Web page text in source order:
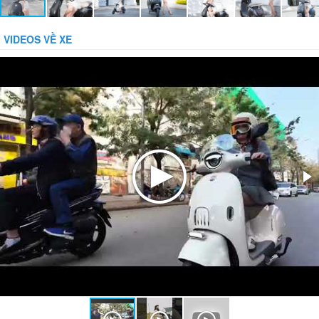
VIDEOS VỀ XE